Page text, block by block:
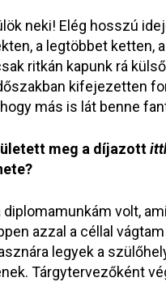
neki! Elég hosszú
a legtöbbet ketten,
ritkán kapunk rá
kifejezetten
más is lát benne
meg a díjazott
diplomamunkám volt,
azzal a céllal
legyek a
Tárgytervezőként